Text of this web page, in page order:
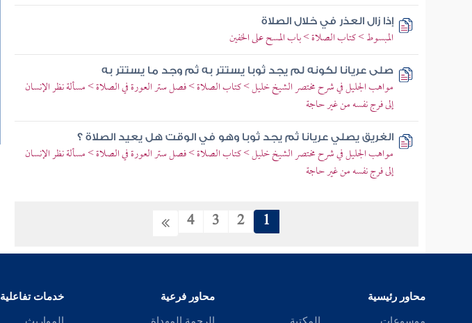
إذا زال العذر في خلال الصلاة
المبسوط > كتاب الصلاة > باب المسح على الخفين
صلى عريانا لكونه لم يجد ثوبا يستتر به ثم وجد ما يستتر به
مواهب الجليل في شرح مختصر الشيخ خليل > كتاب الصلاة > فصل ستر العورة في الصلاة > مسألة نظر الإنسان
إلى فرج نفسه من غير حاجة
الغريق يصلي عريانا ثم يجد ثوبا وهو في الوقت هل يعيد الصلاة ؟
مواهب الجليل في شرح مختصر الشيخ خليل > كتاب الصلاة > فصل ستر العورة في الصلاة > مسألة نظر الإنسان
إلى فرج نفسه من غير حاجة
1
2
3
4
محاور رئيسية محاور فرعية خدمات تفاعلية